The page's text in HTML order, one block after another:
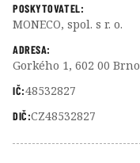
POSKYTOVATEL:
MONECO, spol. s r. o.
ADRESA:
Gorkého 1, 602 00 Brno
IČ:48532827
DIČ:CZ48532827